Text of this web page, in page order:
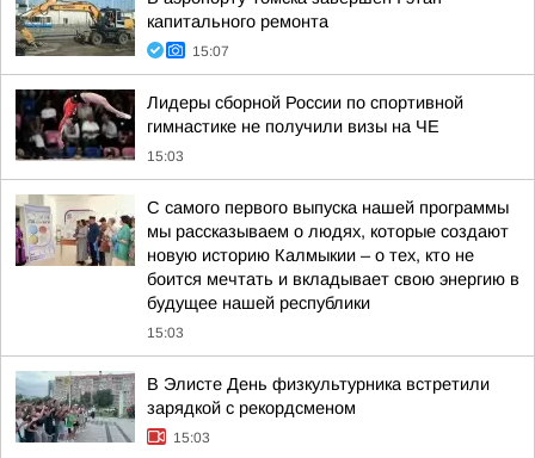
капитального ремонта
15:07
Лидеры сборной России по спортивной
гимнастике не получили визы на ЧЕ
15:03
С самого первого выпуска нашей программы
мы рассказываем о людях, которые создают
новую историю Калмыкии – о тех, кто не
боится мечтать и вкладывает свою энергию в
будущее нашей республики
15:03
В Элисте День физкультурника встретили
зарядкой с рекордсменом
15:03